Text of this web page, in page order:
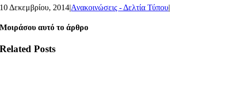
10 Δεκεμβρίου, 2014|Ανακοινώσεις - Δελτία Τύπου|
Μοιράσου αυτό το άρθρο
Related Posts